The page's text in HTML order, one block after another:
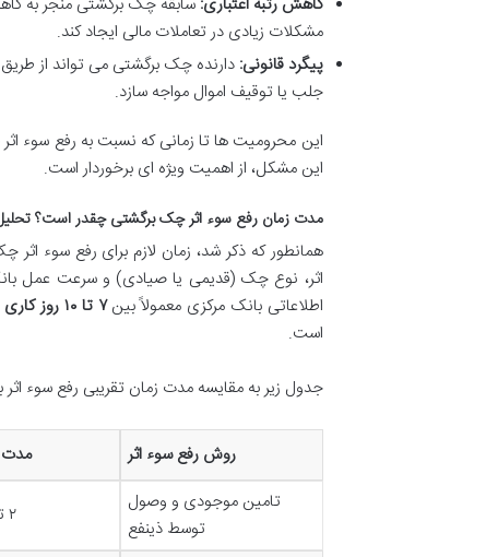
مشکلات زیادی در تعاملات مالی ایجاد کند.
پیگرد قانونی: دارنده چک برگشتی می تواند از
جلب یا توقیف اموال مواجه سازد.
این محرومیت ها تا زمانی که نسبت به رفع سوء اثر
این مشکل، از اهمیت ویژه ای برخوردار است.
مدت زمان رفع سوء اثر چک برگشتی چقدر است؟
همانطور که ذکر شد، زمان لازم برای رفع سوء
اثر، نوع چک (قدیمی یا صیادی) و سرعت عمل بانک
اطلاعاتی بانک مرکزی معمولاً بین۷ تا ۱۰ روز کاری
است.
جدول زیر به مقایسه مدت زمان تقریبی رفع سوء
روش رفع سوء اثر مدت
تامین موجودی و وصول
توسط ذینفع
۲ تا ۳ روز کاری